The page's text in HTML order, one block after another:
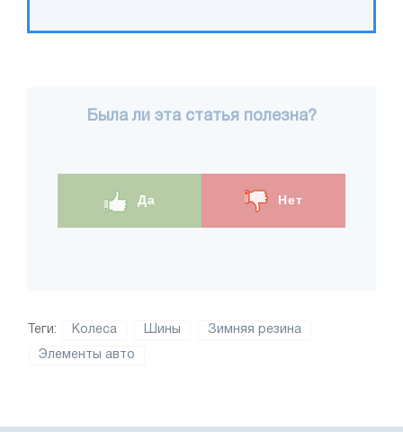
Была ли эта статья полезна?
Да Нет
Теги: Колеса Шины Зимняя резина
Элементы авто